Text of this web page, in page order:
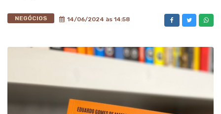
NEGÓCIOS 14/06/2024 às 14:58